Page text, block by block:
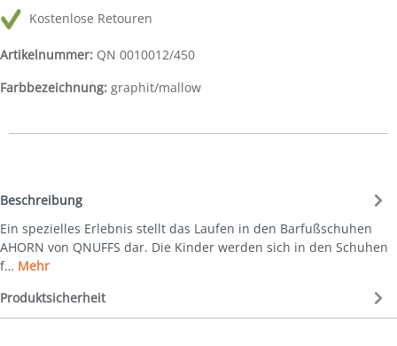
Kostenlose Retouren
Artikelnummer: QN 0010012/450
Farbbezeichnung: graphit/mallow
Beschreibung
Ein spezielles Erlebnis stellt das Laufen in den Barfußschuhen
AHORN von QNUFFS dar. Die Kinder werden sich in den Schuhen
f… Mehr
Produktsicherheit